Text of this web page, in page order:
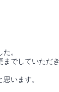
。
までしていただき
います。